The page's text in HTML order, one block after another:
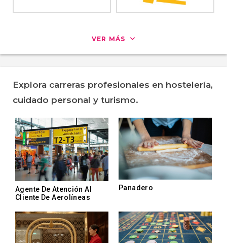
VER MÁS
Explora carreras profesionales en hostelería,
cuidado personal y turismo.
Agente De Atención Al
Cliente De Aerolíneas
Panadero